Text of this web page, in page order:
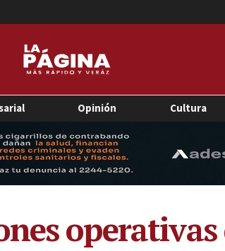
Opinión Cultura